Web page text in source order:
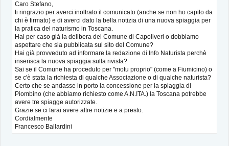
Caro Stefano,
ti ringrazio per averci inoltrato il comunicato (anche se non ho capito da
chi è firmato) e di averci dato la bella notizia di una nuova spiaggia per
la pratica del naturismo in Toscana.
Hai per caso già la delibera del Comune di Capoliveri o dobbiamo
aspettare che sia pubblicata sul sito del Comune?
Hai già provveduto ad informare la redazione di Info Naturista perchè
inserisca la nuova spiaggia sulla rivista?
Sai se il Comune ha proceduto per "motu proprio" (come a Fiumicino) o
se c'è stata la richiesta di qualche Associazione o di qualche naturista?
Certo che se andasse in porto la concessione per la spiaggia di
Piombino (che abbiamo richiesto come A.N.ITA.) la Toscana potrebbe
avere tre spiagge autorizzate.
Grazie se ci farai avere altre notizie e a presto.
Cordialmente
Francesco Ballardini